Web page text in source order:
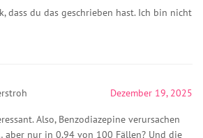
dass du das geschrieben hast. Ich bin nicht
Dezember 19, 2025
Also, Benzodiazepine verursachen
aber nur in 0,94 von 100 Fällen? Und die